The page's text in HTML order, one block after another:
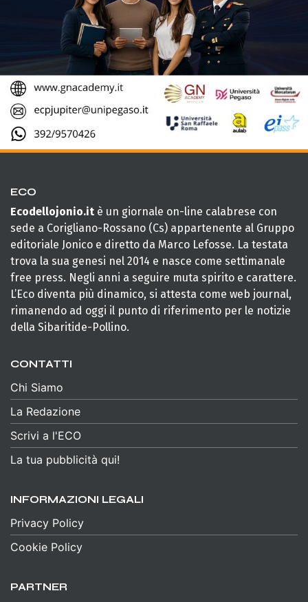
ECO
Ecodellojonio.it è un giornale on-line calabrese con
sede a Corigliano-Rossano (Cs) appartenente al Gruppo
editoriale Jonico e diretto da Marco Lefosse. La testata
trova la sua genesi nel 2014 e nasce come settimanale
free press. Negli anni a seguire muta spirito e carattere.
L’Eco diventa più dinamico, si attesta come web journal,
rimanendo ad oggi il punto di riferimento per le notizie
della Sibaritide-Pollino.
CONTATTI
Chi Siamo
La Redazione
Scrivi a l'ECO
La tua pubblicità qui!
INFORMAZIONI LEGALI
Privacy Policy
Cookie Policy
PARTNER